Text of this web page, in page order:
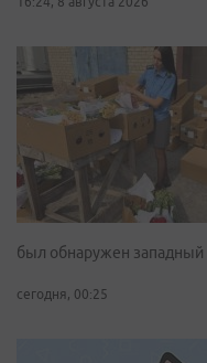
был обнаружен западный
сегодня, 00:25